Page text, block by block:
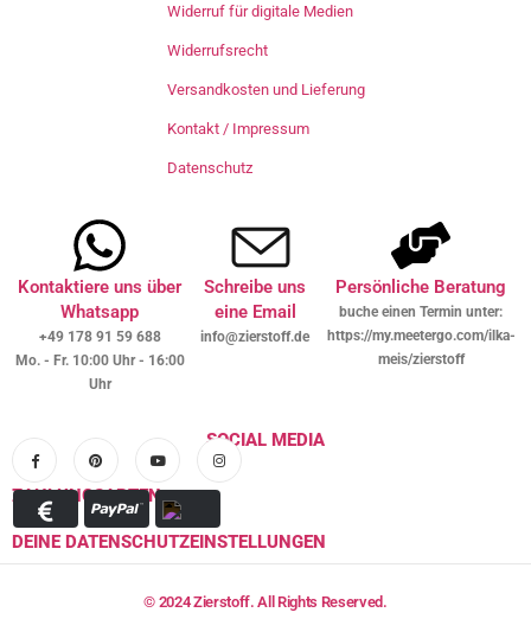
Widerruf für digitale Medien
Widerrufsrecht
Versandkosten und Lieferung
Kontakt / Impressum
Datenschutz
Kontaktiere uns über
Whatsapp
+49 178 91 59 688
Mo. - Fr. 10:00 Uhr - 16:00
Uhr
Schreibe uns
eine Email
info@zierstoff.de
Persönliche Beratung
buche einen Termin unter:
https://my.meetergo.com/ilka-
meis/zierstoff
SOCIAL MEDIA
ZAHLUNGSARTEN
DEINE DATENSCHUTZEINSTELLUNGEN
© 2024 Zierstoff. All Rights Reserved.